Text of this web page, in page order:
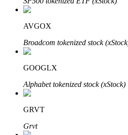
เรียนรู้เกี่ยวกับการสร้างรายได้
Bitrue
พันธมิตร Bitrue
AVGOX
Broadcom tokenized stock
GOOGLX
Alphabet tokenized stock (xStock)
GRVT
Grvt